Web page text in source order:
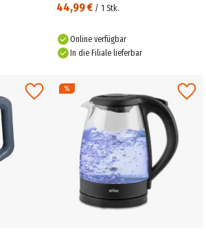
44,99 € / 1 Stk.
Online verfügbar
In die Filiale lieferbar